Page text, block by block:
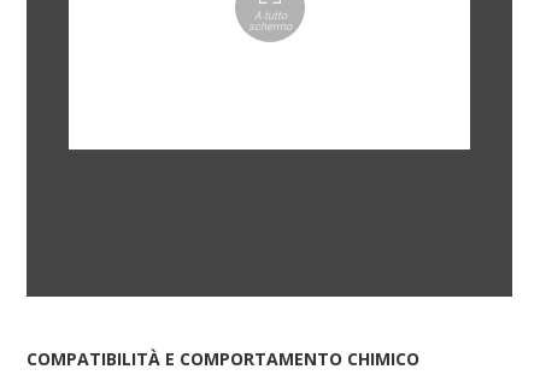
COMPATIBILITÀ E COMPORTAMENTO CHIMICO